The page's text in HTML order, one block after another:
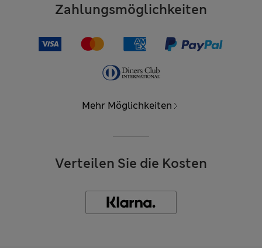
Zahlungsmöglichkeiten
Mehr Möglichkeiten
Verteilen Sie die Kosten